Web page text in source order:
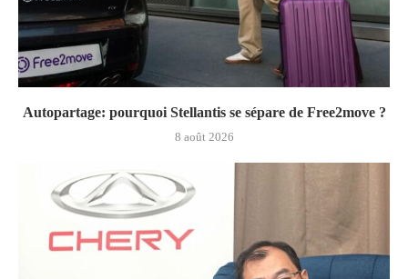
Autopartage: pourquoi Stellantis se sépare de Free2move ?
8 août 2026